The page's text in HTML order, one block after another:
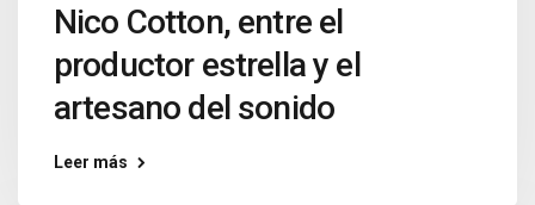
Nico Cotton, entre el
productor estrella y el
artesano del sonido
Leer más